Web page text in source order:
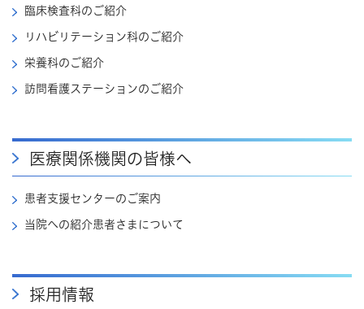
臨床検査科のご紹介
リハビリテーション科のご紹介
栄養科のご紹介
訪問看護ステーションのご紹介
医療関係機関の皆様へ
患者支援センターのご案内
当院への紹介患者さまについて
採用情報